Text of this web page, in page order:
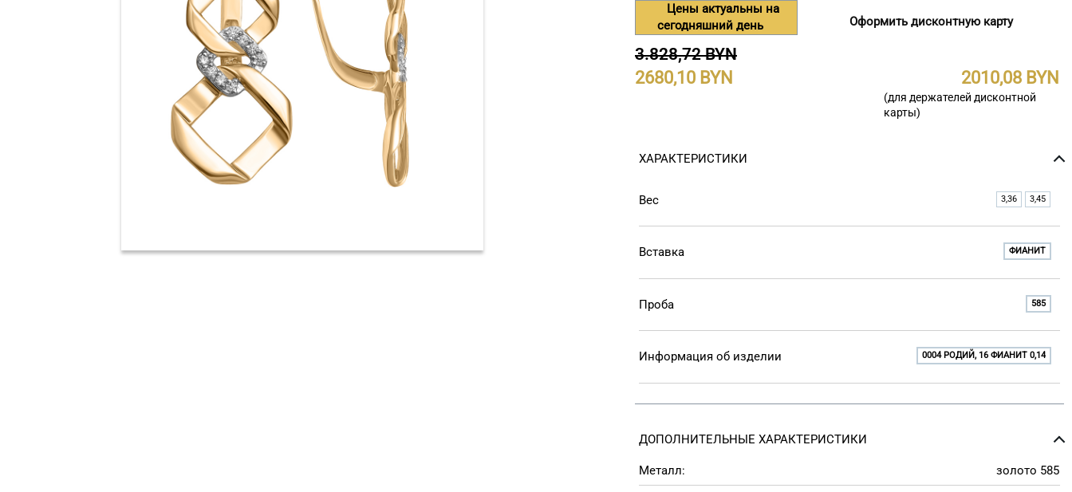
Цены актуальны на
сегодняшний день
Оформить дисконтную карту
3.828,72 BYN
2680,10 2010,08
(для держателей дисконтной
карты)
ХАРАКТЕРИСТИКИ
Вес 3,36 3,45
Вставка ФИАНИТ
Проба 585
Информация об изделии 0004 РОДИЙ, 16 ФИАНИТ 0,14
ДОПОЛНИТЕЛЬНЫЕ ХАРАКТЕРИСТИКИ
Металл: золото 585